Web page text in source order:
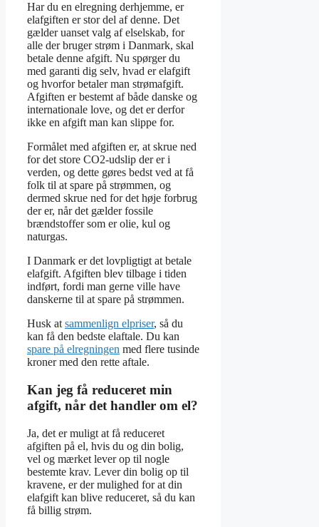
Har du en elregning derhjemme, er
elafgiften er stor del af denne. Det
gælder uanset valg af elselskab, for
alle der bruger strøm i Danmark, skal
betale denne afgift. Nu spørger du
med garanti dig selv, hvad er elafgift
og hvorfor betaler man strømafgift.
Afgiften er bestemt af både danske og
internationale love, og det er derfor
ikke en afgift man kan slippe for.
Formålet med afgiften er, at skrue ned
for det store CO2-udslip der er i
verden, og dette gøres bedst ved at få
folk til at spare på strømmen, og
dermed skrue ned for det høje forbrug
der er, når det gælder fossile
brændstoffer som er olie, kul og
naturgas.
I Danmark er det lovpligtigt at betale
elafgift. Afgiften blev tilbage i tiden
indført, fordi man gerne ville have
danskerne til at spare på strømmen.
Husk at sammenlign elpriser, så du
kan få den bedste elaftale. Du kan
spare på elregningen med flere tusinde
kroner med den rette aftale.
Kan jeg få reduceret min
afgift, når det handler om el?
Ja, det er muligt at få reduceret
afgiften på el, hvis du og din bolig,
vel og mærket lever op til nogle
bestemte krav. Lever din bolig op til
kravene, er der mulighed for at din
elafgift kan blive reduceret, så du kan
få billig strøm.